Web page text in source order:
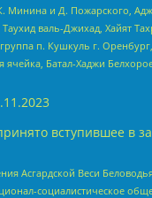
и Д. Пожарского,
валь-Джихад, Хайят
п. Кушкуль г.
Батал-Хаджи
вступившее в
Асгардской Веси
социалистическое